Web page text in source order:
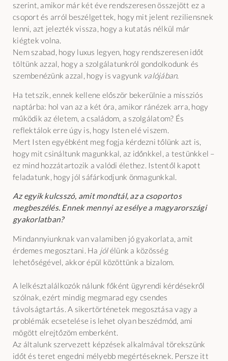
szerint, amikor már két éve rendszeresen összejött ez a
csoport és arról beszélgettek, hogy mit jelent reziliensnek
lenni, azt jelezték vissza, hogy a kutatás nélkül már
kiégtek volna.
Nem szabad, hogy luxus legyen, hogy rendszeresen időt
töltünk azzal, hogy a szolgálatunkról gondolkodunk és
szembenézünk azzal, hogy is vagyunk valójában.
Ha tetszik, ennek kellene először bekerülnie a missziós
naptárba: hol van az a két óra, amikor ránézek arra, hogy
működik az életem, a családom, a szolgálatom? És
reflektálok erre úgy is, hogy Isten elé viszem.
Mert Isten egyébként meg fogja kérdezni tőlünk azt is,
hogy mit csináltunk magunkkal, az időnkkel, a testünkkel –
ez mind hozzátartozik a valódi élethez. Istentől kapott
feladatunk, hogy jól sáfárkodjunk önmagunkkal.
Az egyik kulcsszó, amit mondtál, az a csoportos
megbeszélés. Ennek mennyi az esélye a magyarországi
gyakorlatban?
Mindannyiunknak van valamiben jó gyakorlata, amit
érdemes megosztani. Ha jólélünk a közösség
lehetőségével, akkor épül közöttünk a bizalom.
A lelkésztalálkozók nálunk főként ügyrendi kérdésekről
szólnak, ezért mindig megmarad egy csendes
távolságtartás. A sikertörténetek megosztása vagy a
problémák ecsetelése is lehet olyan beszédmód, ami
mögött elrejtőzöm emberként.
Az általunk szervezett képzések alkalmával törekszünk
időt és teret engedni mélyebb megértéseknek. Persze itt